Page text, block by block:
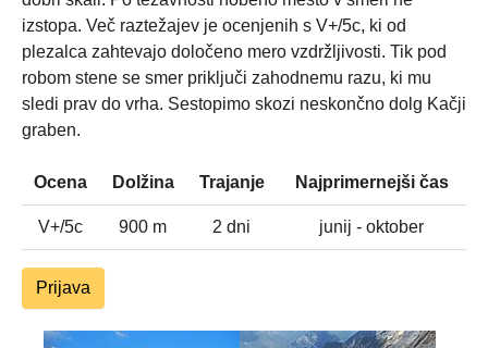
izstopa. Več raztežajev je ocenjenih s V+/5c, ki od
plezalca zahtevajo določeno mero vzdržljivosti. Tik pod
robom stene se smer priključi zahodnemu razu, ki mu
sledi prav do vrha. Sestopimo skozi neskončno dolg Kačji
graben.
Ocena Dolžina Trajanje Najprimernejši čas
V+/5c 900 m 2 dni junij - oktober
Prijava